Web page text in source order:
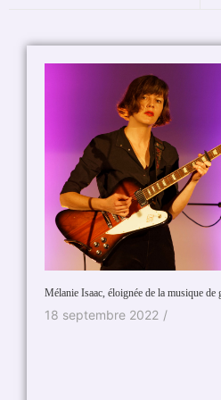
éloignée de la musique de grande « Surface »! :
2022 /